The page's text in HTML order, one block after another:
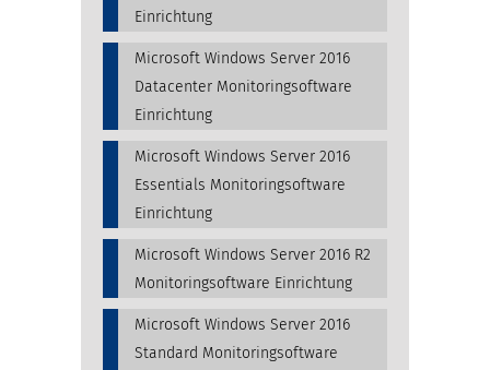
Einrichtung
Microsoft Windows Server 2016
Datacenter Monitoringsoftware
Einrichtung
Microsoft Windows Server 2016
Essentials Monitoringsoftware
Einrichtung
Microsoft Windows Server 2016 R2
Monitoringsoftware Einrichtung
Microsoft Windows Server 2016
Standard Monitoringsoftware